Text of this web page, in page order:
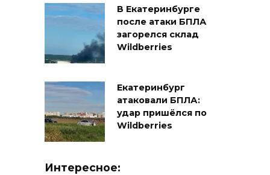
В Екатеринбурге
после атаки БПЛА
загорелся склад
Wildberries
Екатеринбург
атаковали БПЛА:
удар пришёлся по
Wildberries
Интересное: